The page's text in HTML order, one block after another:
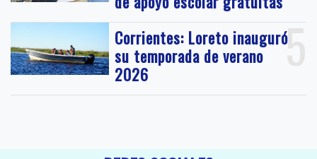
5
Corrientes: Loreto inauguró
su temporada de verano
2026